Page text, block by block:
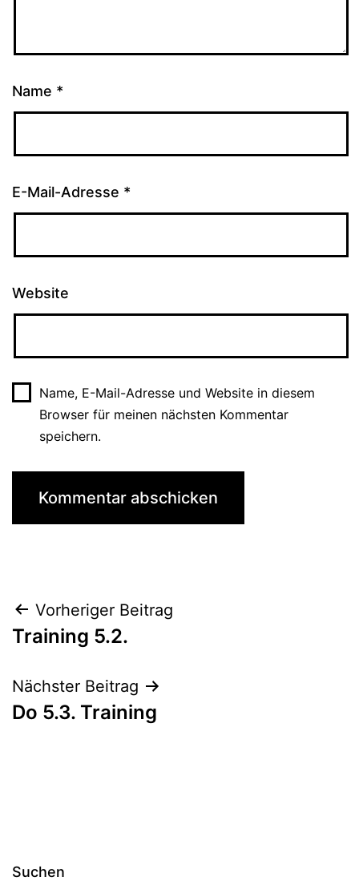
Name *
E-Mail-Adresse *
Website
Name, E-Mail-Adresse und Website in diesem
Browser für meinen nächsten Kommentar
speichern.
Beitragsnavigation
Vorheriger Beitrag
Training 5.2.
Nächster Beitrag
Do 5.3. Training
Suchen